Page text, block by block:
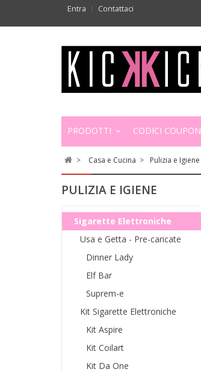
Entra Contattaci
PRODOTTI CODICI COUPON
> Casa e Cucina > Pulizia e Igiene
PULIZIA E IGIENE
Sigarette Elettroniche
Usa e Getta - Pre-caricate
Dinner Lady
Elf Bar
Suprem-e
Kit Sigarette Elettroniche
Kit Aspire
Kit Coilart
Kit Da One